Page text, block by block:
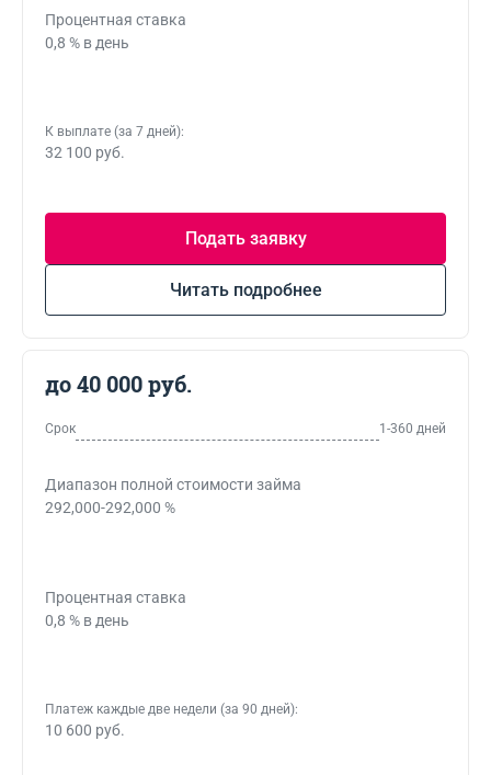
Процентная ставка
0,8 % в день
К выплате (за 7 дней):
32 100 руб.
Подать заявку
Читать подробнее
до 40 000 руб.
Срок 1-360 дней
Диапазон полной стоимости займа
292,000-292,000 %
Процентная ставка
0,8 % в день
Платеж каждые две недели (за 90 дней):
10 600 руб.